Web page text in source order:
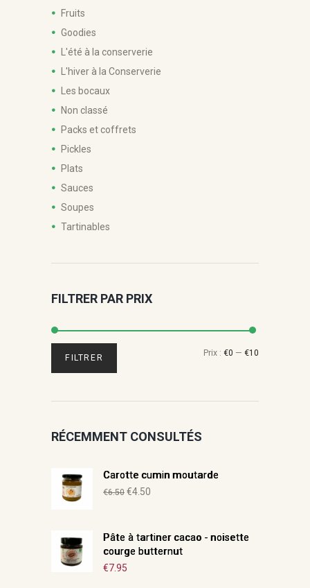
Fruits
Goodies
L'été à la conserverie
L'hiver à la Conserverie
Les bocaux
Non classé
Packs et coffrets
Pickles
Plats
Sauces
Soupes
Tartinables
FILTRER PAR PRIX
FILTRER Prix : €0 — €10
RÉCEMMENT CONSULTÉS
Carotte cumin moutarde
€6.50 Le
était :
€6.50.
€4.50
est :
€4.50.
Pâte à tartiner cacao - noisette
courge butternut
€7.95